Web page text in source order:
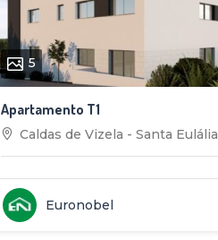
5
Apartamento T1
Caldas de Vizela - Santa Eulália
Euronobel